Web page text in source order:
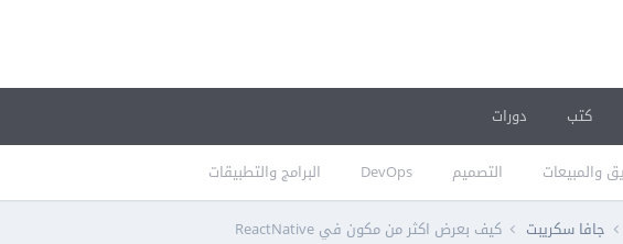
والمبيعات التصميم DevOps البرامج والتطبيقات
كتب دورات
جافا سكريبت كيف بعرض اكثر من مكون في ReactNative